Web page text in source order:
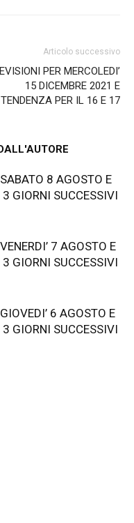
Articolo successivo
PER MERCOLEDI’
15 DICEMBRE 2021 E
TENDENZA PER IL 16 E 17
8 AGOSTO E
GIORNI SUCCESSIVI
7 AGOSTO E
GIORNI SUCCESSIVI
6 AGOSTO E
GIORNI SUCCESSIVI